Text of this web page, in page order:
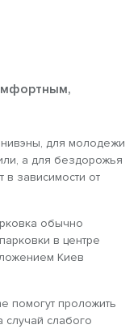
для молодежи
а для бездорожья
зависимости от
обычно
в центре
Киев
помогут проложить
случай слабого